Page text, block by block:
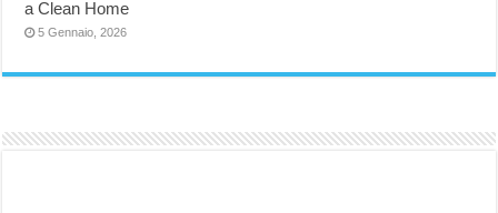
a Clean Home
5 Gennaio, 2026